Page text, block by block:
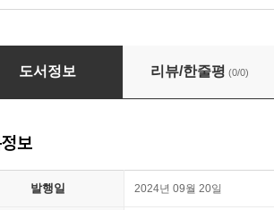
덩어리
도서정보 리뷰/한줄평 (0/0)
보
발행일 2024년 09월 20일